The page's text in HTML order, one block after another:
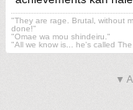
"They are rage. Brutal, without
done!"
"Omae wa mou shindeiru."
"All we know is... he's called
▼